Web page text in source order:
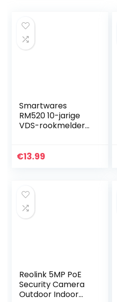
Smartwares
RM520 10-jarige
VDS-rookmelder
€13.99
Reolink 5MP PoE
Security Camera
Outdoor Indoor